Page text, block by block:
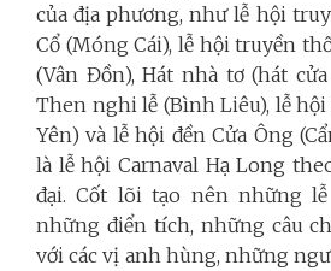
của địa phương, như lễ hội
Cổ (Móng Cái), lễ hội truyền
(Vân Đồn), Hát nhà tơ (hát
Then nghi lễ (Bình Liêu), lễ hội
Yên) và lễ hội đền Cửa Ông
là lễ hội Carnaval Hạ Long
đại. Cốt lõi tạo nên những
những điển tích, những câu
với các vị anh hùng, những